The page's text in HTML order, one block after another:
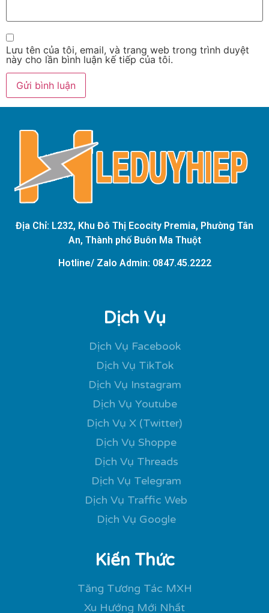
Lưu tên của tôi, email, và trang web trong trình duyệt
này cho lần bình luận kế tiếp của tôi.
Địa Chỉ: L232, Khu Đô Thị Ecocity Premia, Phường Tân
An, Thành phố Buôn Ma Thuột
Hotline/ Zalo Admin: 0847.45.2222
Dịch Vụ
Dịch Vụ Facebook
Dịch Vụ TikTok
Dịch Vụ Instagram
Dịch Vụ Youtube
Dịch Vụ X (Twitter)
Dịch Vụ Shoppe
Dịch Vụ Threads
Dịch Vụ Telegram
Dịch Vụ Traffic Web
Dịch Vụ Google
Kiến Thức
Tăng Tương Tác MXH
Xu Hướng Mới Nhất